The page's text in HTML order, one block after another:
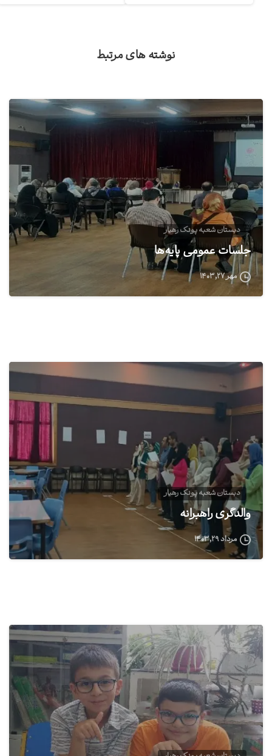
نوشته های مرتبط
0
دبستان شعبه پونک رهیار
جلسات عمومی پایه‌ها
مهر ۲۷, ۱۴۰۳
دبستان شعبه پونک رهیار
والدگری راهبرانه
مرداد ۲۹, ۱۴۰۳
1